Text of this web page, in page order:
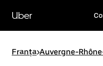
direct
conținutul
principal
Uber
Franța>Auvergne-